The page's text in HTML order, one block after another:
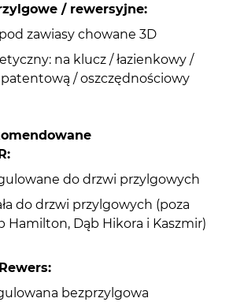
/ rewersyjne:
zawiasy chowane 3D
na klucz / łazienkowy /
/ oszczędnościowy
do drzwi przylgowych
do drzwi przylgowych (poza
Hamilton, Dąb Hikora i Kaszmir)
bezprzylgowa